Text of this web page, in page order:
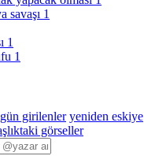
savaşı 1
1
1
girilenler yeniden eskiye
görseller